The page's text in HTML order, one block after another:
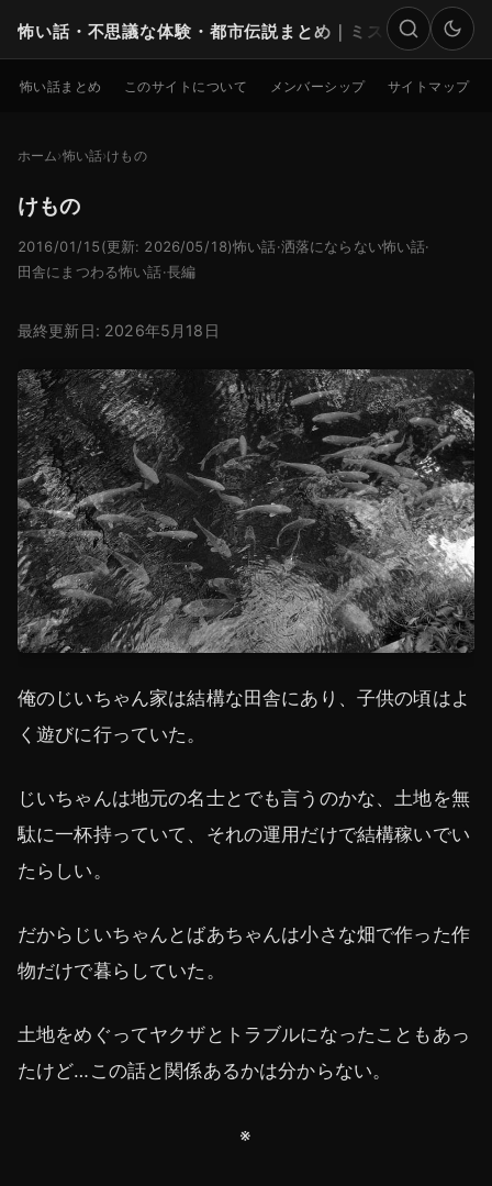
怖い話・不思議な体験・都市伝説まとめ｜ミステリー
検索
怖い話まとめ このサイトについて メンバーシップ サイトマップ
ホーム 怖い話 けもの
けもの
2016/01/15 (更新: 2026/05/18)怖い話·洒落にならない怖い話·
田舎にまつわる怖い話·長編
最終更新日: 2026年5月18日
俺のじいちゃん家は結構な田舎にあり、子供の頃はよ
く遊びに行っていた。
じいちゃんは地元の名士とでも言うのかな、土地を無
駄に一杯持っていて、それの運用だけで結構稼いでい
たらしい。
だからじいちゃんとばあちゃんは小さな畑で作った作
物だけで暮らしていた。
土地をめぐってヤクザとトラブルになったこともあっ
たけど…この話と関係あるかは分からない。
※